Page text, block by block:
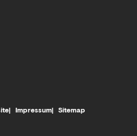
Impressum Sitemap